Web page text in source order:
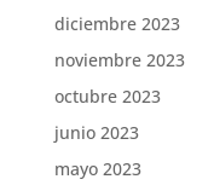
diciembre 2023
noviembre 2023
octubre 2023
junio 2023
mayo 2023